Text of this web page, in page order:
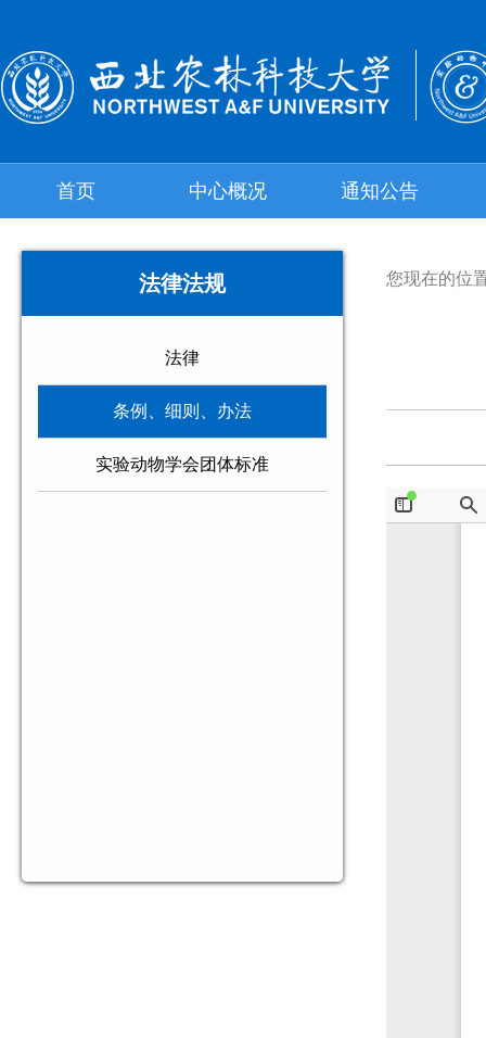
首页 中心概况 通知公告
法律法规
法律
条例、细则、办法
实验动物学会团体标准
您现在的位